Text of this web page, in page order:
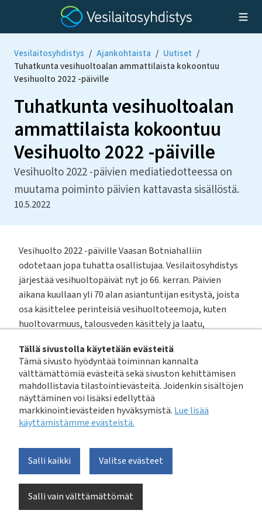
Tällä sivustolla käytetään evästeitä
Tämä sivusto hyödyntää toiminnan kannalta
välttämättömiä evästeitä sekä sivuston kehittämisen
mahdollistavia tilastointievästeitä. Joidenkin sisältöjen
näyttäminen voi lisäksi edellyttää
markkinointievästeiden hyväksymistä. Lue lisää
käyttämistämme evästeistä.​​​​​​
Salli kaikki
Salli vain välttämättömät
Valitse evästeet
Vesilaitosyhdistys / Ajankohtaista / Uutiset /
Tuhatkunta vesihuoltoalan ammattilaista kokoontuu
Vesihuolto 2022 -päiville
Tuhatkunta vesihuoltoalan
ammattilaista kokoontuu
Vesihuolto 2022 -päiville
Vesihuolto 2022 -päivien mediatiedotteessa on
muutama poiminto päivien kattavasta sisällöstä.
10.5.2022
Vesihuolto 2022 -päiville Vaasan Botniahalliin
odotetaan jopa tuhatta osallistujaa. Vesilaitosyhdistys
järjestää vesihuoltopäivät nyt jo 66. kerran. Päivien
aikana kuullaan yli 70 alan asiantuntijan esitystä, joista
osa käsittelee perinteisiä vesihuoltoteemoja, kuten
huoltovarmuus, talousveden käsittely ja laatu,
mukana on myös esityksiä uudemmista aiheista esim.
vesihuollon hiilijalanjälki, ilmastoneutraalius sekä
laadun- ja omaisuudenhallinta.
Vesihuollon
kriisinkestävyys
avajaisesityksessään keskiviikkona 11.5.
vesihuoltopoolin puheenjohtaja